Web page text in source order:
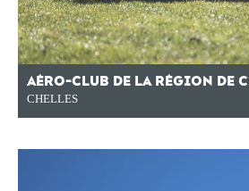
AÉRO-CLUB DE LA RÉGION DE
CHELLES